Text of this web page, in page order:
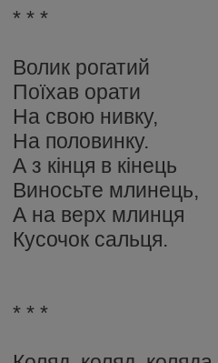
* * *
Волик рогатий
Поїхав орати
На свою нивку,
На половинку.
А з кінця в кінець
Виносьте млинець,
А на верх млинця
Кусочок сальця.
* * *